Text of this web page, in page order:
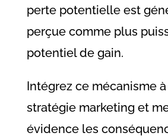
perte potentielle est
perçue comme plus
potentiel de gain.
Intégrez ce mécanisme
stratégie marketing et
évidence les